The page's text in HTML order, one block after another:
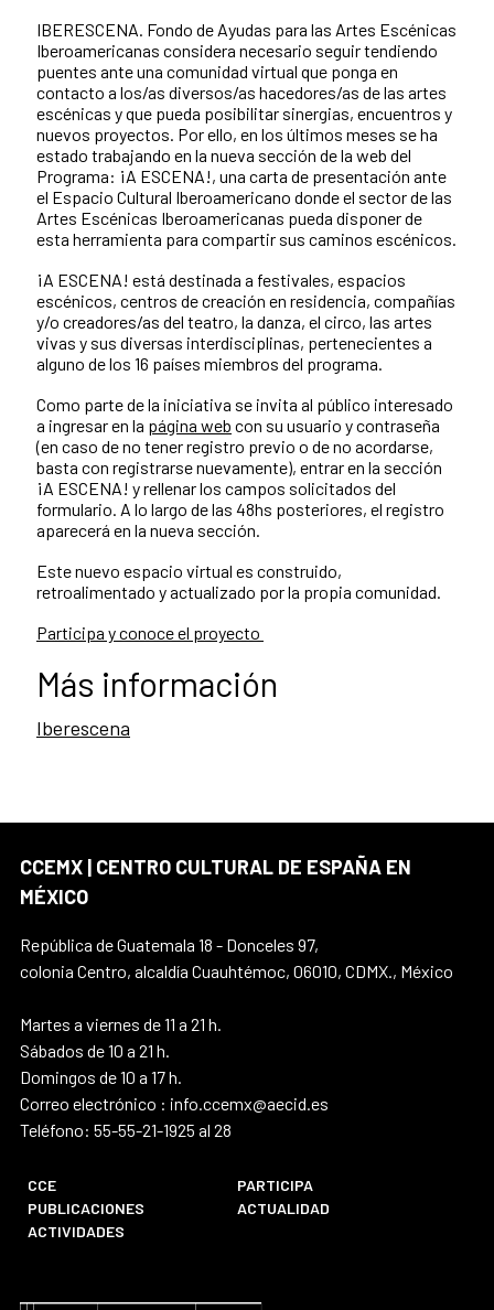
IBERESCENA. Fondo de Ayudas para las Artes Escénicas
Iberoamericanas considera necesario seguir tendiendo
puentes ante una comunidad virtual que ponga en
contacto a los/as diversos/as hacedores/as de las artes
escénicas y que pueda posibilitar sinergias, encuentros y
nuevos proyectos. Por ello, en los últimos meses se ha
estado trabajando en la nueva sección de la web del
Programa: ¡A ESCENA!, una carta de presentación ante
el Espacio Cultural Iberoamericano donde el sector de las
Artes Escénicas Iberoamericanas pueda disponer de
esta herramienta para compartir sus caminos escénicos.
¡A ESCENA! está destinada a festivales, espacios
escénicos, centros de creación en residencia, compañías
y/o creadores/as del teatro, la danza, el circo, las artes
vivas y sus diversas interdisciplinas, pertenecientes a
alguno de los 16 países miembros del programa.
Como parte de la iniciativa se invita al público interesado
a ingresar en la página web con su usuario y contraseña
(en caso de no tener registro previo o de no acordarse,
basta con registrarse nuevamente), entrar en la sección
¡A ESCENA! y rellenar los campos solicitados del
formulario. A lo largo de las 48hs posteriores, el registro
aparecerá en la nueva sección.
Este nuevo espacio virtual es construido,
retroalimentado y actualizado por la propia comunidad.
Participa y conoce el proyecto
Más información
Iberescena
CCEMX | CENTRO CULTURAL DE ESPAÑA EN
MÉXICO
República de Guatemala 18 - Donceles 97,
colonia Centro, alcaldía Cuauhtémoc, 06010, CDMX., México
Martes a viernes de 11 a 21 h.
Sábados de 10 a 21 h.
Domingos de 10 a 17 h.
Correo electrónico : info.ccemx@aecid.es
Teléfono: 55-55-21-1925 al 28
CCE
PARTICIPA
PUBLICACIONES
ACTUALIDAD
ACTIVIDADES